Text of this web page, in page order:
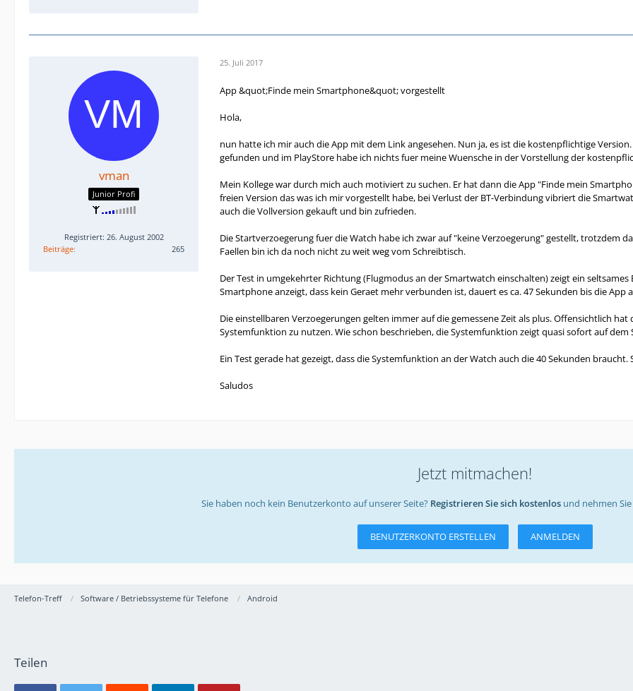
Telefon-Treff Software / Betriebssysteme für Telefone Android
vman
Junior Profi
Registriert: 26. August 2002
Beiträge
265
25. Juli 2017
App &quot;Finde mein Smartphone&quot; vorgestellt
Hola,
nun hatte ich mir auch die App mit dem Link angesehen. Nun ja, es ist die kostenpflichtige
gefunden und im PlayStore habe ich nichts fuer meine Wuensche in der Vorstellung der
Mein Kollege war durch mich auch motiviert zu suchen. Er hat dann die App "Finde mein
freien Version das was ich mir vorgestellt habe, bei Verlust der BT-Verbindung vibriert die
auch die Vollversion gekauft und bin zufrieden.
Die Startverzoegerung fuer die Watch habe ich zwar auf "keine Verzoegerung" gestellt, trotzdem
Faellen bin ich da noch nicht zu weit weg vom Schreibtisch.
Der Test in umgekehrter Richtung (Flugmodus an der Smartwatch einschalten) zeigt ein
Smartphone anzeigt, dass kein Geraet mehr verbunden ist, dauert es ca. 47 Sekunden bis die
Die einstellbaren Verzoegerungen gelten immer auf die gemessene Zeit als plus. Offensichtlich
Systemfunktion zu nutzen. Wie schon beschrieben, die Systemfunktion zeigt quasi sofort auf
Ein Test gerade hat gezeigt, dass die Systemfunktion an der Watch auch die 40 Sekunden
Saludos
Jetzt mitmachen!
Sie haben noch kein Benutzerkonto auf unserer Seite? Registrieren Sie sich kostenlos und nehmen
BENUTZERKONTO ERSTELLEN ANMELDEN
Teilen